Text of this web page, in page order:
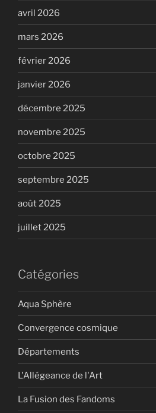
avril 2026
mars 2026
février 2026
janvier 2026
décembre 2025
novembre 2025
octobre 2025
septembre 2025
août 2025
juillet 2025
Catégories
Aqua Sphère
Convergence cosmique
Départements
L'Allégeance de l'Art
La Fusion des Fandoms